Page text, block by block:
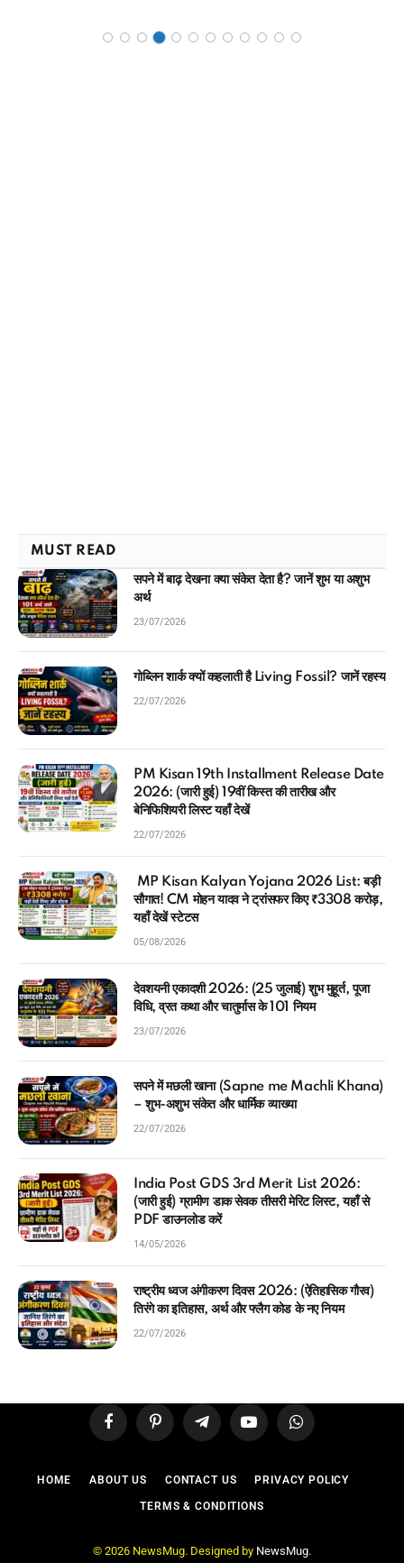
MUST READ
सपने में बाढ़ देखना क्या संकेत देता है? जानें शुभ या अशुभ
अर्थ
23/07/2026
गोब्लिन शार्क क्यों कहलाती है Living Fossil? जानें रहस्य
22/07/2026
PM Kisan 19th Installment Release Date
2026: (जारी हुई) 19वीं किस्त की तारीख और
बेनिफिशियरी लिस्ट यहाँ देखें
22/07/2026
MP Kisan Kalyan Yojana 2026 List: बड़ी
सौगात! CM मोहन यादव ने ट्रांसफर किए ₹3308 करोड़,
यहाँ देखें स्टेटस
05/08/2026
देवशयनी एकादशी 2026: (25 जुलाई) शुभ मुहूर्त, पूजा
विधि, व्रत कथा और चातुर्मास के 101 नियम
23/07/2026
सपने में मछली खाना (Sapne me Machli Khana)
– शुभ-अशुभ संकेत और धार्मिक व्याख्या
22/07/2026
India Post GDS 3rd Merit List 2026:
(जारी हुई) ग्रामीण डाक सेवक तीसरी मेरिट लिस्ट, यहाँ से
PDF डाउनलोड करें
14/05/2026
राष्ट्रीय ध्वज अंगीकरण दिवस 2026: (ऐतिहासिक गौरव)
तिरंगे का इतिहास, अर्थ और फ्लैग कोड के नए नियम
22/07/2026
FacebookPinterest TelegramYouTubeWhatsApp
HOME ABOUT US CONTACT US PRIVACY POLICY
TERMS & CONDITIONS
© 2026 NewsMug. Designed by NewsMug.